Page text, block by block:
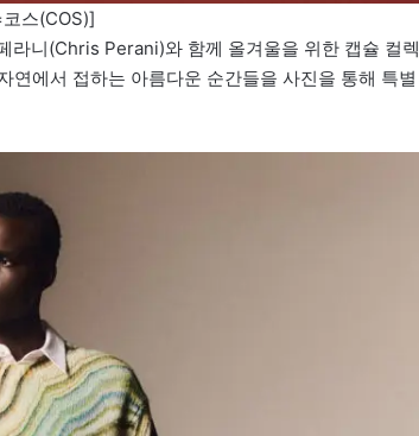
스(COS)]
라니(Chris Perani)와 함께 올겨울을 위한 캡슐 컬렉
연에서 접하는 아름다운 순간들을 사진을 통해 특별